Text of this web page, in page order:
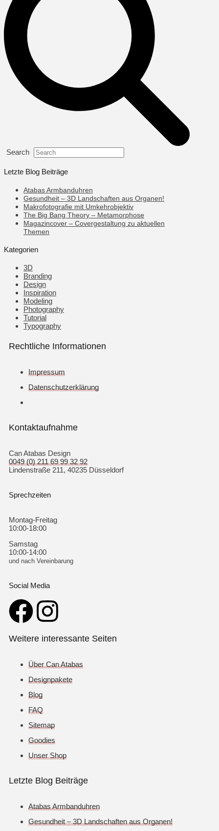
Search
Letzte Blog Beiträge
Atabas Armbanduhren
Gesundheit – 3D Landschaften aus Organen!
Makrofotografie mit Umkehrobjektiv
The Big Bang Theory – Metamorphose
Magazincover – Covergestaltung zu aktuellen
Themen
Kategorien
3D
Branding
Design
Inspiration
Modeling
Photography
Tutorial
Typography
Rechtliche Informationen
Impressum
Datenschutzerklärung
Kontaktaufnahme
Can Atabas Design
0049 (0) 211 69 99 32 92
Lindenstraße 211, 40235 Düsseldorf
Sprechzeiten
Montag-Freitag
10:00-18:00
Samstag
10:00-14:00
und nach Vereinbarung
Social Media
Weitere interessante Seiten
Über Can Atabas
Designpakete
Blog
FAQ
Sitemap
Goodies
Unser Shop
Letzte Blog Beiträge
Atabas Armbanduhren
Gesundheit – 3D Landschaften aus Organen!